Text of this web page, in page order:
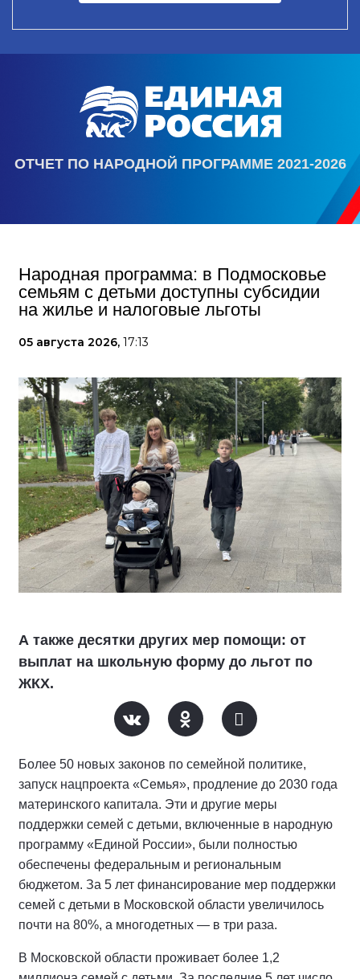
ОТЧЕТ ПО НАРОДНОЙ ПРОГРАММЕ 2021-2026
Народная программа: в Подмосковье
семьям с детьми доступны субсидии
на жилье и налоговые льготы
05 августа 2026, 17:13
А также десятки других мер помощи: от
выплат на школьную форму до льгот по
ЖКХ.
Более 50 новых законов по семейной политике,
запуск нацпроекта «Семья», продление до 2030 года
материнского капитала. Эти и другие меры
поддержки семей с детьми, включенные в народную
программу «Единой России», были полностью
обеспечены федеральным и региональным
бюджетом. За 5 лет финансирование мер поддержки
семей с детьми в Московской области увеличилось
почти на 80%, а многодетных — в три раза.
В Московской области проживает более 1,2